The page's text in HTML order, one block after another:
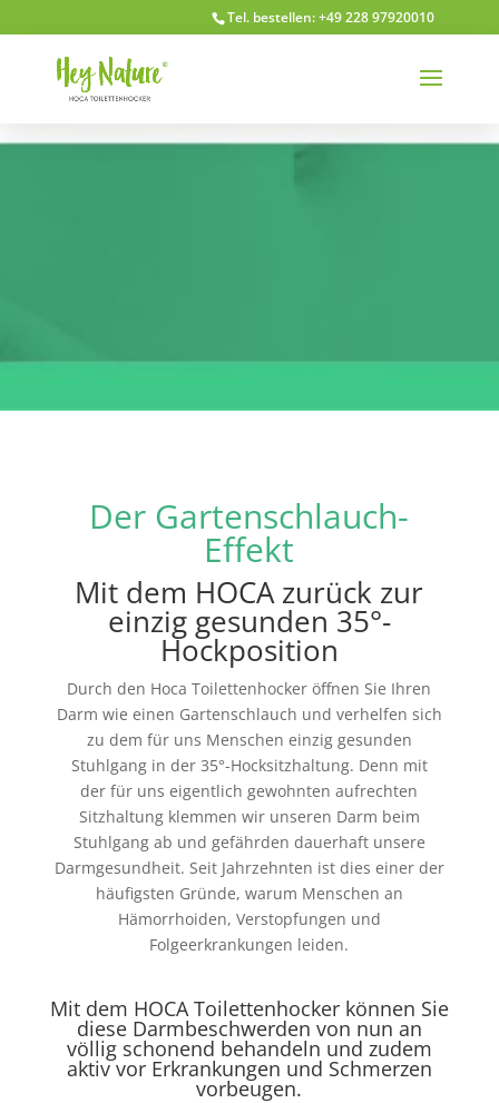
Tel. bestellen: +49 228 97920010
Der Gartenschlauch-
Effekt
Mit dem HOCA zurück zur
einzig gesunden 35°-
Hockposition
Durch den Hoca Toilettenhocker öffnen Sie Ihren
Darm wie einen Gartenschlauch und verhelfen sich
zu dem für uns Menschen einzig gesunden
Stuhlgang in der 35°-Hocksitzhaltung. Denn mit
der für uns eigentlich gewohnten aufrechten
Sitzhaltung klemmen wir unseren Darm beim
Stuhlgang ab und gefährden dauerhaft unsere
Darmgesundheit. Seit Jahrzehnten ist dies einer der
häufigsten Gründe, warum Menschen an
Hämorrhoiden, Verstopfungen und
Folgeerkrankungen leiden.
Mit dem HOCA Toilettenhocker können Sie
diese Darmbeschwerden von nun an
völlig schonend behandeln und zudem
aktiv vor Erkrankungen und Schmerzen
vorbeugen.